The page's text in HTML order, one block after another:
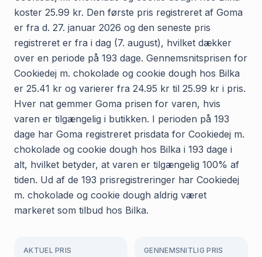
koster 25.99 kr. Den første pris registreret af Goma
er fra d. 27. januar 2026 og den seneste pris
registreret er fra i dag (7. august), hvilket dækker
over en periode på 193 dage. Gennemsnitsprisen for
Cookiedej m. chokolade og cookie dough hos Bilka
er 25.41 kr og varierer fra 24.95 kr til 25.99 kr i pris.
Hver nat gemmer Goma prisen for varen, hvis
varen er tilgængelig i butikken. I perioden på 193
dage har Goma registreret prisdata for Cookiedej m.
chokolade og cookie dough hos Bilka i 193 dage i
alt, hvilket betyder, at varen er tilgængelig 100% af
tiden. Ud af de 193 prisregistreringer har Cookiedej
m. chokolade og cookie dough aldrig været
markeret som tilbud hos Bilka.
AKTUEL PRIS GENNEMSNITLIG PRIS